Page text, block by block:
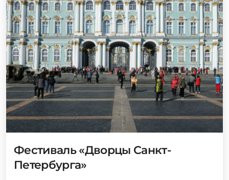
Фестиваль «Дворцы Санкт-
Петербурга»